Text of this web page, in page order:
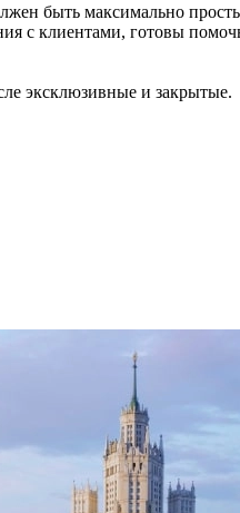
быть максимально
с клиентами, готовы
эксклюзивные и закрытые.